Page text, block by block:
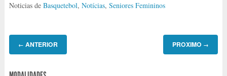
Noticias de Basquetebol, Notícias, Seniores Femininos
← ANTERIOR PROXIMO →